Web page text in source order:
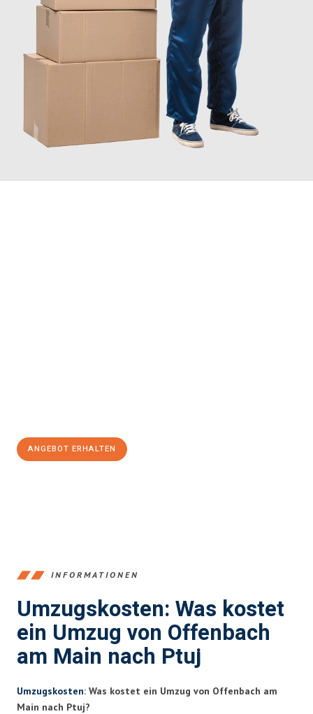
ANGEBOT ERHALTEN
INFORMATIONEN
Umzugskosten: Was kostet
ein Umzug von Offenbach
am Main nach Ptuj
Umzugskosten: Was kostet ein Umzug von Offenbach am
Main nach Ptuj?